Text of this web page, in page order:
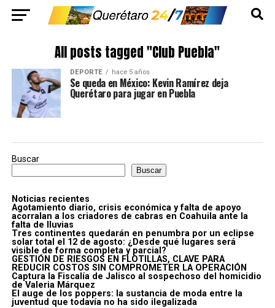
All posts tagged "Club Puebla"
DEPORTE hace 5 años
Se queda en México: Kevin Ramírez deja
Querétaro para jugar en Puebla
Buscar
Buscar
Noticias recientes
Agotamiento diario, crisis económica y falta de apoyo
acorralan a los criadores de cabras en Coahuila ante la
falta de lluvias
Tres continentes quedarán en penumbra por un eclipse
solar total el 12 de agosto: ¿Desde qué lugares será
visible de forma completa y parcial?
GESTIÓN DE RIESGOS EN FLOTILLAS, CLAVE PARA
REDUCIR COSTOS SIN COMPROMETER LA OPERACIÓN
Captura la Fiscalía de Jalisco al sospechoso del homicidio
de Valeria Márquez
El auge de los poppers: la sustancia de moda entre la
juventud que todavía no ha sido ilegalizada